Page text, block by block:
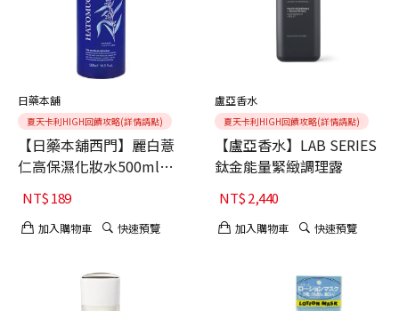
日藥本舖
夏天卡利HIGH回饋攻略(詳情請點)
【日藥本舖西門】麗白薏
仁高保濕化妝水500ml藍
瓶 $189
NT$189
加入購物車 快速預覽
盧亞香水
夏天卡利HIGH回饋攻略(詳情請點)
【盧亞香水】LAB SERIES
鈦金能量緊緻調理露
NT$2,440
加入購物車 快速預覽